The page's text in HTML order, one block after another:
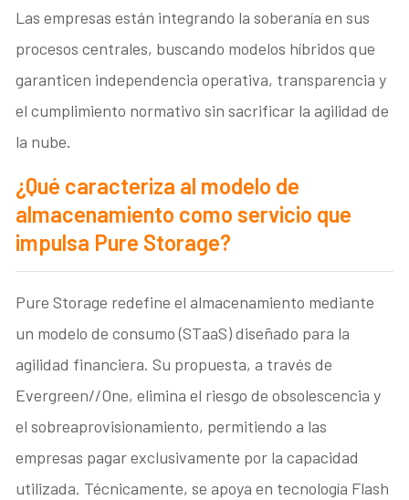
Las empresas están integrando la soberanía en sus
procesos centrales, buscando modelos híbridos que
garanticen independencia operativa, transparencia y
el cumplimiento normativo sin sacrificar la agilidad de
la nube.
¿Qué caracteriza al modelo de
almacenamiento como servicio que
impulsa Pure Storage?
Pure Storage redefine el almacenamiento mediante
un modelo de consumo (STaaS) diseñado para la
agilidad financiera. Su propuesta, a través de
Evergreen//One, elimina el riesgo de obsolescencia y
el sobreaprovisionamiento, permitiendo a las
empresas pagar exclusivamente por la capacidad
utilizada. Técnicamente, se apoya en tecnología Flash